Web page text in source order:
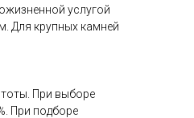
услугой
Для крупных камней
При выборе
При подборе